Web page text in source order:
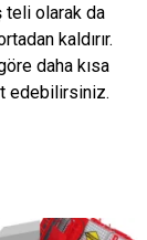
teli olarak da
kaldırır.
daha kısa
edebilirsiniz.